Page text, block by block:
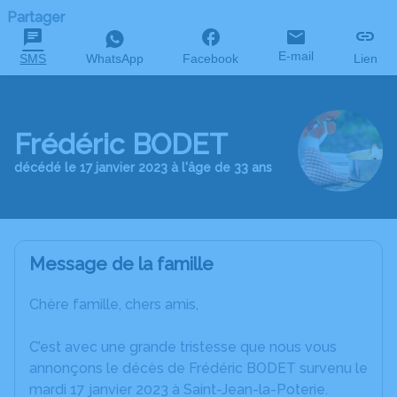
Partager
SMS WhatsApp Facebook E-mail Lien
Frédéric BODET
décédé le 17 janvier 2023 à l'âge de 33 ans
Message de la famille
Chère famille, chers amis,
C’est avec une grande tristesse que nous vous
annonçons le décès de Frédéric BODET survenu le
mardi 17 janvier 2023 à Saint-Jean-la-Poterie.